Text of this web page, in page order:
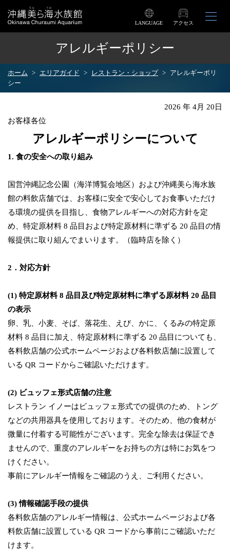
LANGUAGE アクセス
アレルギーポリシー
ホーム エリアガイド レストラン・ショップ
アレルギーポリ
シー
2026 年 4月 20日
お客様各位
アレルギーポリシーについて
1. 食の安全への取り組み
国営沖縄記念公園（海洋博覧会地区）および沖縄美ら海水族
館の料飲店舗では、お客様に安全で安心してお食事いただけ
る環境の提供を目指し、食物アレルギーへの対応方針を定
め、特定原材料 8 品目および特定原材料に準ずる 20 品目の情
報提供に取り組んでまいります。（臨時店を除く）
2．対応方針
(1) 特定原材料 8 品目及び特定原材料に準ずる原材料 20 品目
の表示
卵、乳、小麦、そば、落花生、えび、かに、くるみの特定原
材料 8 品目に加え、特定原材料に準ずる 20 品目についても、
各料飲店舗の公式ホームページおよび各料飲店舗に設置して
いる QR コードからご確認いただけます。
(2) ビュッフェ形式店舗の注意
レストラン イノーはビュッフェ形式での提供のため、トング
などの共用器具を使用しております。そのため、他の食材が
微量に付着する可能性がございます。完全な除去は保証でき
ませんので、重度のアレルギーをお持ちの方は特にお気をつ
けください。
事前にアレルギー情報をご確認のうえ、ご利用ください。
(3) 情報確認手段の提供
各料飲店舗のアレルギー情報は、公式ホームページおよび各
料飲店舗に設置している QR コードから事前にご確認いただ
けます。